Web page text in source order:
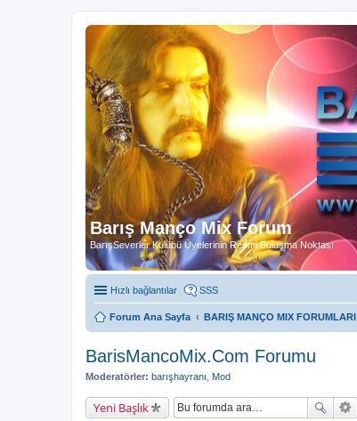
Barış Manço Mix Forum
BarışSeverler Kulübü Üyelerinin Resmi Buluşma Noktası
Hızlı bağlantılar SSS
Forum Ana Sayfa BARIŞ MANÇO MIX FORUMLARI
BarisMancoMix.Com Forumu
Moderatörler: barışhayranı Mod
Yeni Başlık